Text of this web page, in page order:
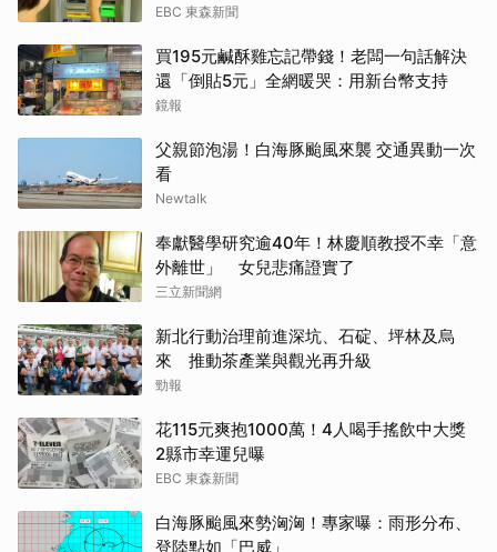
EBC 東森新聞
買195元鹹酥雞忘記帶錢！老闆一句話解決
還「倒貼5元」全網暖哭：用新台幣支持
鏡報
父親節泡湯！白海豚颱風來襲 交通異動一次
看
Newtalk
奉獻醫學研究逾40年！林慶順教授不幸「意
外離世」 女兒悲痛證實了
三立新聞網
新北行動治理前進深坑、石碇、坪林及烏
來 推動茶產業與觀光再升級
勁報
花115元爽抱1000萬！4人喝手搖飲中大獎
2縣市幸運兒曝
EBC 東森新聞
白海豚颱風來勢洶洶！專家曝：雨形分布、
登陸點如「巴威」